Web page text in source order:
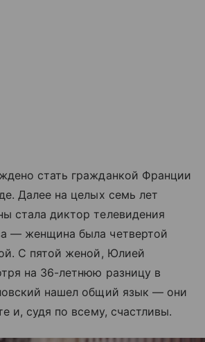
стать гражданкой Франции
Далее на целых семь лет
стала диктор телевидения
— женщина была четвертой
С пятой женой, Юлией
на 36-летнюю разницу в
нашел общий язык — они
и, судя по всему, счастливы.